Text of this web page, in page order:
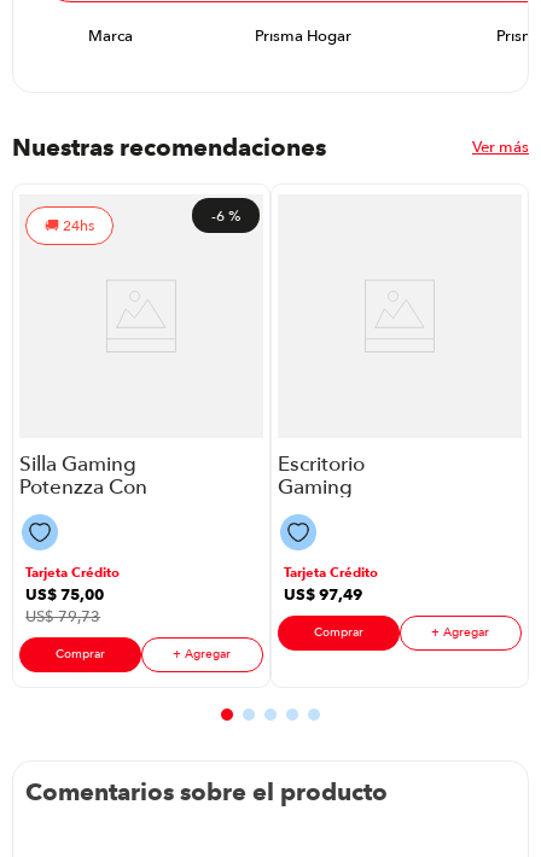
Marca Prisma Hogar
Nuestras recomendaciones Ver más
-6 %
24hs
Silla Gaming
Potenzza Con
Apoya Pies
Blue
Tarjeta Crédito
US$75,00
US$79,73
Comprar + Agregar
Escritorio
Gaming
Potenzza Bre D
40A P86453 |
Color Negro
Tarjeta Crédito
US$97,49
Comprar + Agregar
Comentarios sobre el producto